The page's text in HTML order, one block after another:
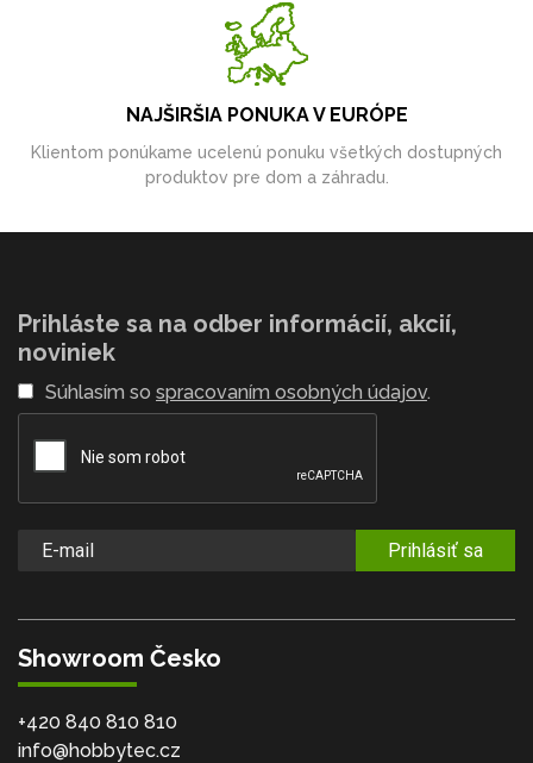
NAJŠIRŠIA PONUKA V EURÓPE
Klientom ponúkame ucelenú ponuku všetkých dostupných
produktov pre dom a záhradu.
Prihláste sa na odber informácií, akcií,
noviniek
Súhlasím so spracovaním osobných údajov.
Prihlásiť sa
Showroom Česko
+420 840 810 810
info@hobbytec.cz